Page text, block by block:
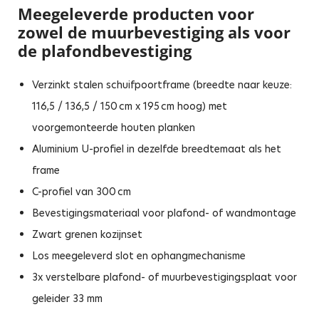
Meegeleverde producten voor
zowel de muurbevestiging als voor
de plafondbevestiging
Verzinkt stalen schuifpoortframe (breedte naar keuze:
116,5 / 136,5 / 150 cm x 195 cm hoog) met
voorgemonteerde houten planken
Aluminium U-profiel in dezelfde breedtemaat als het
frame
C-profiel van 300 cm
Bevestigingsmateriaal voor plafond- of wandmontage
Zwart grenen kozijnset
Los meegeleverd slot en ophangmechanisme
3x verstelbare plafond- of muurbevestigingsplaat voor
geleider 33 mm